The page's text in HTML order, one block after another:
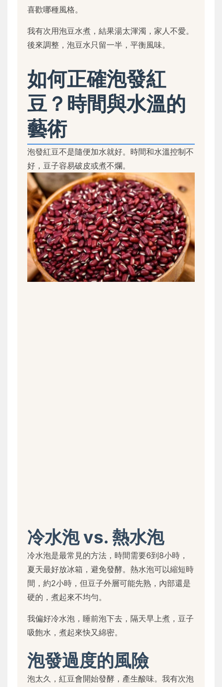
喜歡哪種風格。
我有次用泡豆水煮，結果湯太渾濁，家人不愛。
後來調整，泡豆水只留一半，平衡風味。
如何正確泡發紅
豆？時間與水溫的
藝術
泡發紅豆不是隨便加水就好。時間和水溫控制不
好，豆子容易破皮或煮不爛。
冷水泡 vs. 熱水泡
冷水泡是最常見的方法，時間需要6到8小時，
夏天最好放冰箱，避免發酵。熱水泡可以縮短時
間，約2小時，但豆子外層可能先熟，內部還是
硬的，煮起來不均勻。
我偏好冷水泡，睡前泡下去，隔天早上煮，豆子
吸飽水，煮起來快又綿密。
泡發過度的風險
泡太久，紅豆會開始發酵，產生酸味。我有次泡